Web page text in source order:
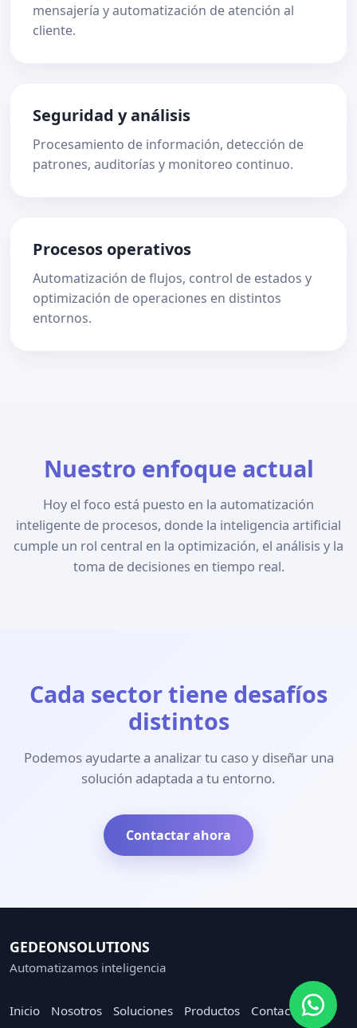
mensajería y automatización de atención al
cliente.
Seguridad y análisis
Procesamiento de información, detección de
patrones, auditorías y monitoreo continuo.
Procesos operativos
Automatización de flujos, control de estados y
optimización de operaciones en distintos
entornos.
Nuestro enfoque actual
Hoy el foco está puesto en la automatización
inteligente de procesos, donde la inteligencia artificial
cumple un rol central en la optimización, el análisis y la
toma de decisiones en tiempo real.
Cada sector tiene desafíos
distintos
Podemos ayudarte a analizar tu caso y diseñar una
solución adaptada a tu entorno.
Contactar ahora
GEDEONSOLUTIONS
Automatizamos inteligencia
Inicio Nosotros Soluciones Productos Contacto